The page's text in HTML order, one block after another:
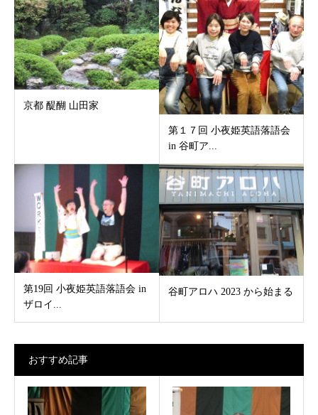
京都 醍醐 山田家
第１７回 小夜姫英語落語会
in 谷町ア...
第19回 小夜姫英語落語会 in
ザロイ...
谷町アロハ 2023 から始まる
おすすめ記事